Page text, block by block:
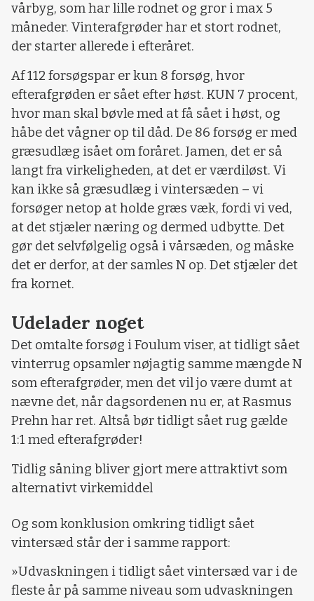
vårbyg, som har lille rodnet og gror i max 5
måneder. Vinterafgrøder har et stort rodnet,
der starter allerede i efteråret.
Af 112 forsøgspar er kun 8 forsøg, hvor
efterafgrøden er sået efter høst. KUN 7 procent,
hvor man skal bøvle med at få sået i høst, og
håbe det vågner op til dåd. De 86 forsøg er med
græsudlæg isået om foråret. Jamen, det er så
langt fra virkeligheden, at det er værdiløst. Vi
kan ikke så græsudlæg i vintersæden – vi
forsøger netop at holde græs væk, fordi vi ved,
at det stjæler næring og dermed udbytte. Det
gør det selvfølgelig også i vårsæden, og måske
det er derfor, at der samles N op. Det stjæler det
fra kornet.
Udelader noget
Det omtalte forsøg i Foulum viser, at tidligt sået
vinterrug opsamler nøjagtig samme mængde N
som efterafgrøder, men det vil jo være dumt at
nævne det, når dagsordenen nu er, at Rasmus
Prehn har ret. Altså bør tidligt sået rug gælde
1:1 med efterafgrøder!
Tidlig såning bliver gjort mere attraktivt som
alternativt virkemiddel
Og som konklusion omkring tidligt sået
vintersæd står der i samme rapport:
»Udvaskningen i tidligt sået vintersæd var i de
fleste år på samme niveau som udvaskningen